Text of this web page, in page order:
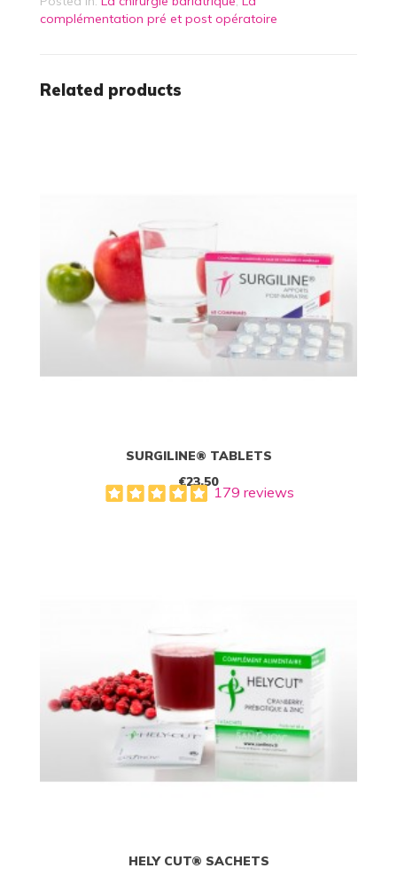
complémentation pré et post opératoire
Related products
SURGILINE® TABLETS
€23.50
179 reviews
HELY CUT® SACHETS